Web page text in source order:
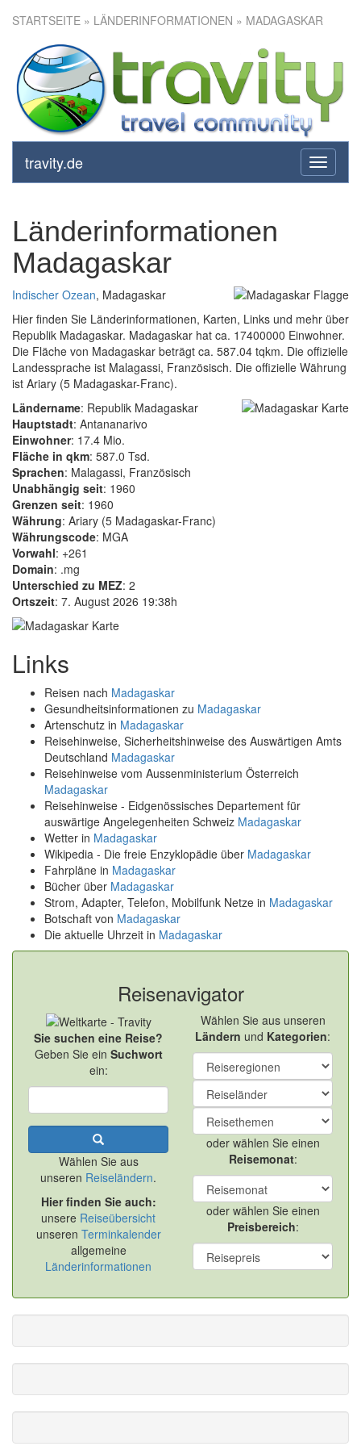
STARTSEITE » LÄNDERINFORMATIONEN » MADAGASKAR
toggle
travity.de
Länderinformationen
Madagaskar
Indischer Ozean, Madagaskar
Hier finden Sie Länderinformationen, Karten, Links und mehr über
Republik Madagaskar. Madagaskar hat ca. 17400000 Einwohner.
Die Fläche von Madagaskar beträgt ca. 587.04 tqkm. Die offizielle
Landessprache ist Malagassi, Französisch. Die offizielle Währung
ist Ariary (5 Madagaskar-Franc).
Ländername: Republik Madagaskar
Hauptstadt: Antananarivo
Einwohner: 17.4 Mio.
Fläche in qkm: 587.0 Tsd.
Sprachen: Malagassi, Französisch
Unabhängig seit: 1960
Grenzen seit: 1960
Währung: Ariary (5 Madagaskar-Franc)
Währungscode: MGA
Vorwahl: +261
Domain: .mg
Unterschied zu MEZ: 2
Ortszeit: 7. August 2026 19:38h
Links
Reisen nach Madagaskar
Gesundheitsinformationen zu Madagaskar
Artenschutz in Madagaskar
Reisehinweise, Sicherheitshinweise des Auswärtigen Amts
Deutschland Madagaskar
Reisehinweise vom Aussenministerium Österreich
Madagaskar
Reisehinweise - Eidgenössisches Departement für
auswärtige Angelegenheiten Schweiz Madagaskar
Wetter in Madagaskar
Wikipedia - Die freie Enzyklopädie über Madagaskar
Fahrpläne in Madagaskar
Bücher über Madagaskar
Strom, Adapter, Telefon, Mobilfunk Netze in Madagaskar
Botschaft von Madagaskar
Die aktuelle Uhrzeit in Madagaskar
Reisenavigator
Sie suchen eine Reise?
Geben Sie ein Suchwort
ein:
Wählen Sie aus
unseren Reiseländern.
Hier finden Sie auch:
unsere Reiseübersicht
unseren Terminkalender
allgemeine
Länderinformationen
Wählen Sie aus unseren
Ländern und Kategorien:
oder wählen Sie einen
Reisemonat:
oder wählen Sie einen
Preisbereich: